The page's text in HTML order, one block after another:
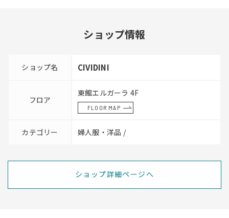
ショップ情報
ショップ名 CIVIDINI
フロア
東館エルガーラ 4F
FLOOR MAP
カテゴリー 婦人服・洋品 /
ショップ詳細ページへ